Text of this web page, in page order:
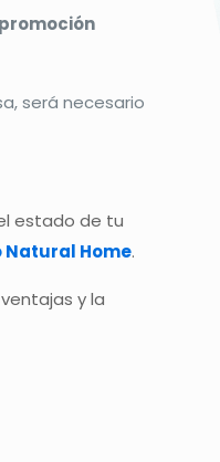
promoción
será necesario
estado de tu
Natural Home.
y la